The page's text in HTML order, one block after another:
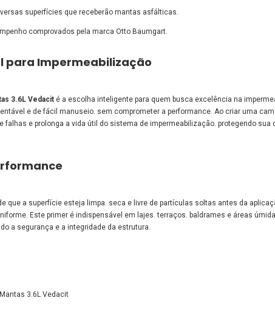
superfícies que receberão mantas asfálticas.
comprovados pela marca Otto Baumgart.
para Impermeabilização
3.6L Vedacit é a escolha inteligente para quem busca excelência na
e de fácil manuseio. sem comprometer a performance. Ao criar uma
falhas e prolonga a vida útil do sistema de impermeabilização. protegendo
que a superfície esteja limpa. seca e livre de partículas soltas antes da
Este primer é indispensável em lajes. terraços. baldrames e áreas
a segurança e a integridade da estrutura.
3.6L Vedacit